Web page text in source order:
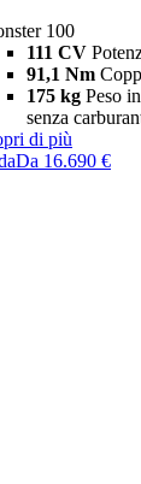
100
111 CV
91,1 Nm
175 kg Peso
senza
di più
Da 16.690 €